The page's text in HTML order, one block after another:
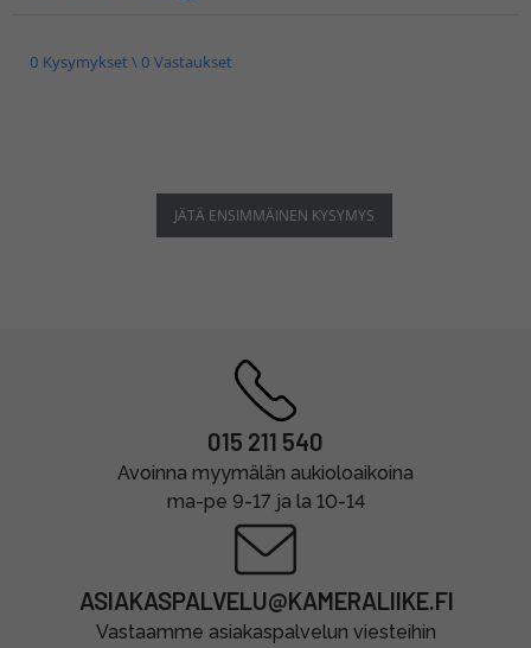
0 Kysymykset \ 0 Vastaukset
JÄTÄ ENSIMMÄINEN KYSYMYS
015 211 540
Avoinna myymälän aukioloaikoina
ma-pe 9-17 ja la 10-14
ASIAKASPALVELU@KAMERALIIKE.FI
Vastaamme asiakaspalvelun viesteihin